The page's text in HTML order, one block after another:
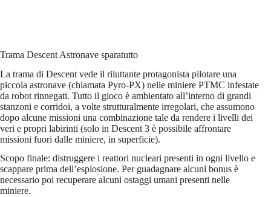
Trama Descent Astronave sparatutto
La trama di Descent vede il riluttante protagonista pilotare una
piccola astronave (chiamata Pyro-PX) nelle miniere PTMC infestate
da robot rinnegati. Tutto il gioco è ambientato all’interno di grandi
stanzoni e corridoi, a volte strutturalmente irregolari, che assumono
dopo alcune missioni una combinazione tale da rendere i livelli dei
veri e propri labirinti (solo in Descent 3 è possibile affrontare
missioni fuori dalle miniere, in superficie).
Scopo finale: distruggere i reattori nucleari presenti in ogni livello e
scappare prima dell’esplosione. Per guadagnare alcuni bonus è
necessario poi recuperare alcuni ostaggi umani presenti nelle
miniere.